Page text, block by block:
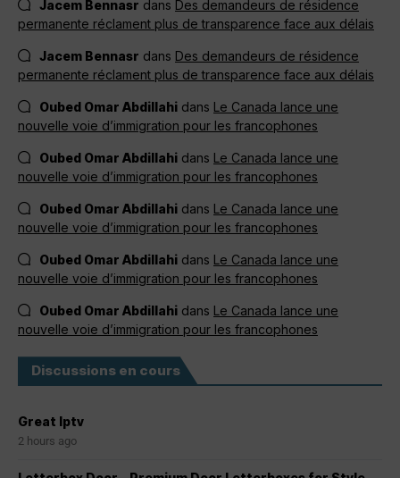
Jacem Bennasr dans Des demandeurs de résidence
permanente réclament plus de transparence face aux délais
Jacem Bennasr dans Des demandeurs de résidence
permanente réclament plus de transparence face aux délais
Oubed Omar Abdillahi dans Le Canada lance une
nouvelle voie d’immigration pour les francophones
Oubed Omar Abdillahi dans Le Canada lance une
nouvelle voie d’immigration pour les francophones
Oubed Omar Abdillahi dans Le Canada lance une
nouvelle voie d’immigration pour les francophones
Oubed Omar Abdillahi dans Le Canada lance une
nouvelle voie d’immigration pour les francophones
Oubed Omar Abdillahi dans Le Canada lance une
nouvelle voie d’immigration pour les francophones
Discussions en cours
Great Iptv
2 hours ago